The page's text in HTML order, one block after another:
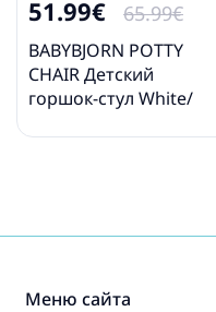
51.99€ 65.99€
BABYBJORN POTTY
CHAIR Детский
горшок-стул White/
Меню сайта